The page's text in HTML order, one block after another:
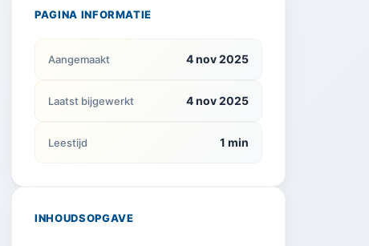
PAGINA INFORMATIE
Aangemaakt 4 nov 2025
Laatst bijgewerkt 4 nov 2025
Leestijd 1 min
INHOUDSOPGAVE